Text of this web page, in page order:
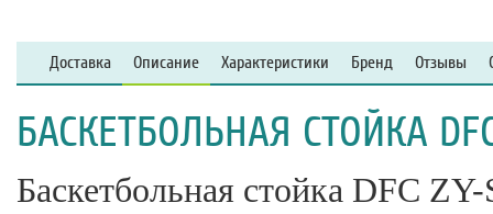
Доставка Описание Характеристики Бренд Отзывы
БАСКЕТБОЛЬНАЯ СТОЙКА
Баскетбольная стойка DFC